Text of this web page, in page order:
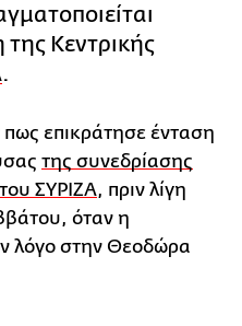
Κεντρικής
.
επικράτησε ένταση
της συνεδρίασης
ΣΥΡΙΖΑ, πριν λίγη
όταν η
λόγο στην Θεοδώρα